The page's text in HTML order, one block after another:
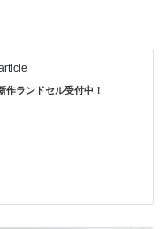
作ランドセル受付中！